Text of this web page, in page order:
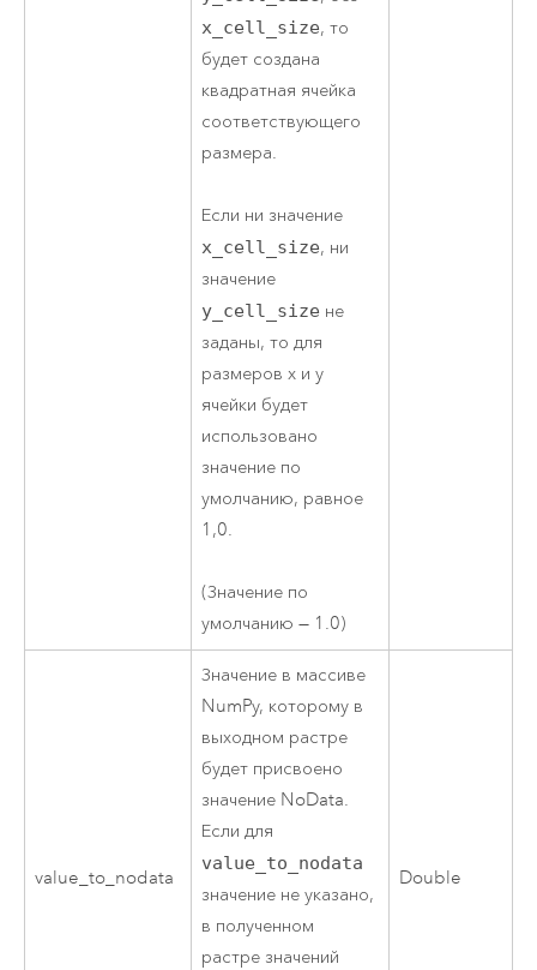
x_cell_size, то
будет создана
квадратная ячейка
соответствующего
размера.
Если ни значение
x_cell_size, ни
значение
y_cell_size не
заданы, то для
размеров x и y
ячейки будет
использовано
значение по
умолчанию, равное
1,0.
(Значение по
умолчанию — 1.0)
value_to_nodata
Значение в массиве
NumPy, которому в
выходном растре
будет присвоено
значение NoData.
Если для
value_to_nodata
значение не указано,
в полученном
растре значений
Double